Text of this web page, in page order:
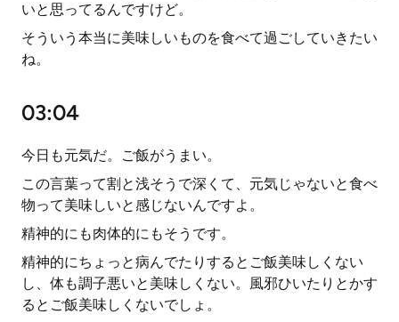
いと思ってるんですけど。
そういう本当に美味しいものを食べて過ごしていきたい
ね。
03:04
今日も元気だ。ご飯がうまい。
この言葉って割と浅そうで深くて、元気じゃないと食べ
物って美味しいと感じないんですよ。
精神的にも肉体的にもそうです。
精神的にちょっと病んでたりするとご飯美味しくない
し、体も調子悪いと美味しくない。風邪ひいたりとかす
るとご飯美味しくないでしょ。